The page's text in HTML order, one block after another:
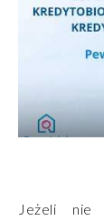
Jeżeli nie